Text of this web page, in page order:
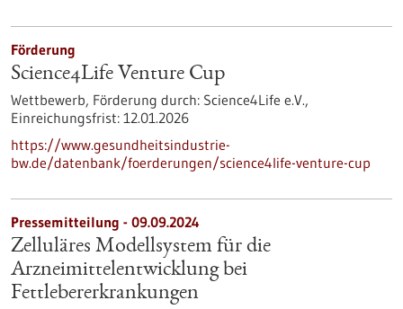
Förderung
Science4Life Venture Cup
Wettbewerb, Förderung durch: Science4Life e.V.,
Einreichungsfrist: 12.01.2026
https://www.gesundheitsindustrie-
bw.de/datenbank/foerderungen/science4life-venture-cup
Pressemitteilung - 09.09.2024
Zelluläres Modellsystem für die
Arzneimittelentwicklung bei
Fettlebererkrankungen